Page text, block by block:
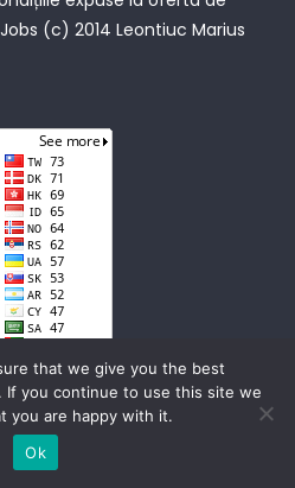
(c) 2014 Leontiuc Marius
that we give you the best
you continue to use this site we
you are happy with it.
Ok